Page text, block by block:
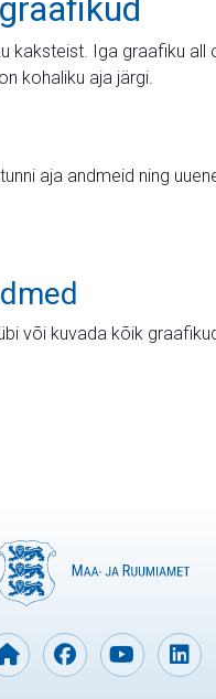
kaksteist. Iga graafiku
kohaliku aja järgi.
aja andmeid ning
või kuvada kõik